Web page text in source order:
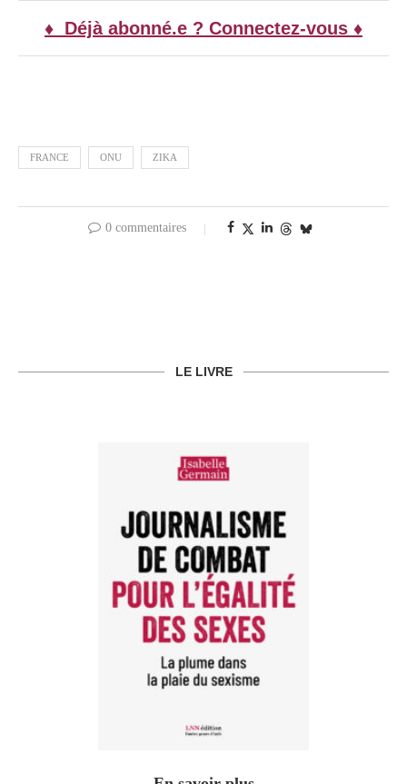
♦ Déjà abonné.e ? Connectez-vous ♦
FRANCE ONU ZIKA
0 commentaires
LE LIVRE